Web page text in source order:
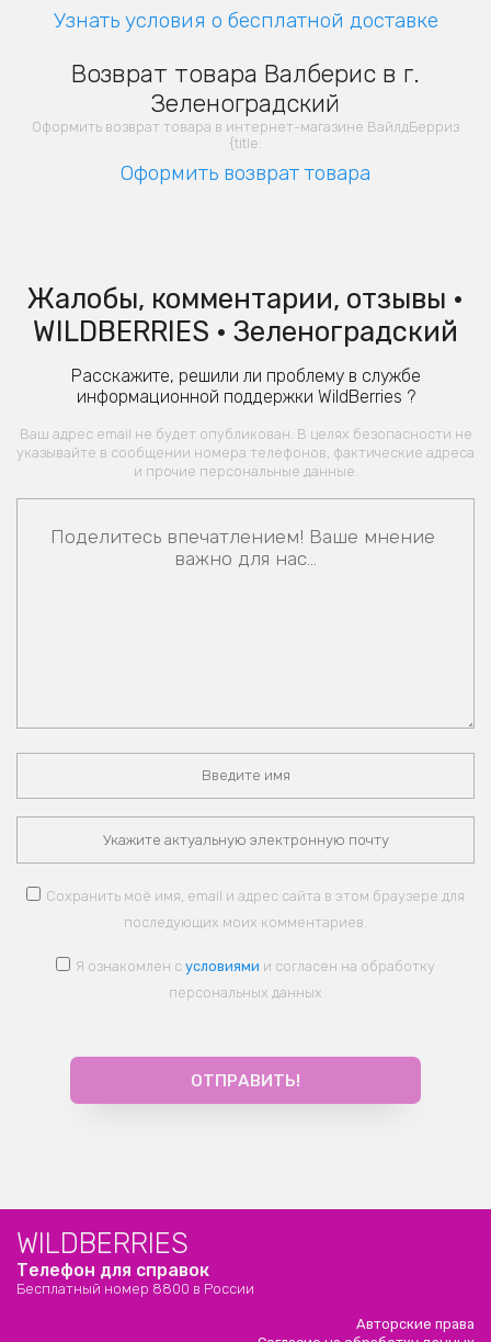
Узнать условия о бесплатной доставке
Возврат товара Валберис в г.
Зеленоградский
Оформить возврат товара в интернет-магазине ВайлдБерриз
{title:
Оформить возврат товара
Жалобы, комментарии, отзывы •
WILDBERRIES • Зеленоградский
Расскажите, решили ли проблему в службе
информационной поддержки WildBerries ?
Ваш адрес email не будет опубликован. В целях безопасности не
указывайте в сообщении номера телефонов, фактические адреса
и прочие персональные данные.
Сохранить моё имя, email и адрес сайта в этом браузере для
последующих моих комментариев.
Я ознакомлен с условиями и согласен на обработку
персональных данных
WILDBERRIES
Телефон для справок
Бесплатный номер 8800 в России
Авторские права